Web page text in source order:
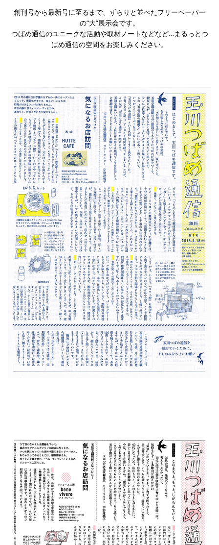
創刊号から最新号に至るまで、ずらりと並べたフリーペーパー
の“大”展示会です。
つばめ通信のユニークな活動や取材ノートなどなど…まるっとつ
ばめ通信の空間をお楽しみください。